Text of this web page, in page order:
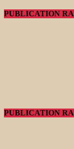
PUBLICATION
PUBLICATION